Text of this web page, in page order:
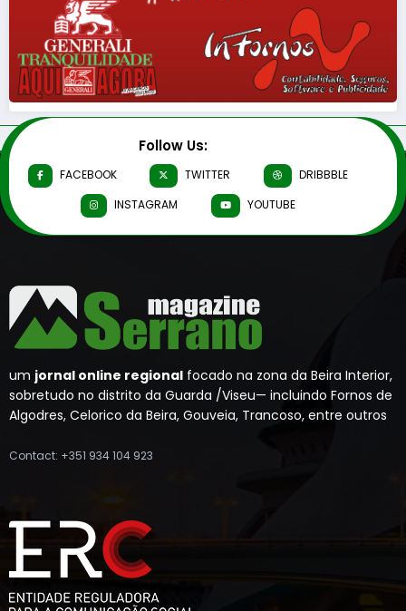
Follow Us:
FACEBOOK TWITTER
DRIBBBLE
INSTAGRAM
YOUTUBE
um jornal online regional focado na zona da Beira Interior,
sobretudo no distrito da Guarda /Viseu— incluindo Fornos de
Algodres, Celorico da Beira, Gouveia, Trancoso, entre outros
Contact: +351 934 104 923